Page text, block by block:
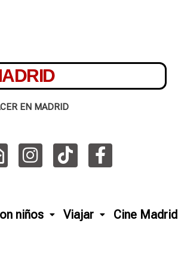
EN MADRID
niños Viajar Cine Madrid